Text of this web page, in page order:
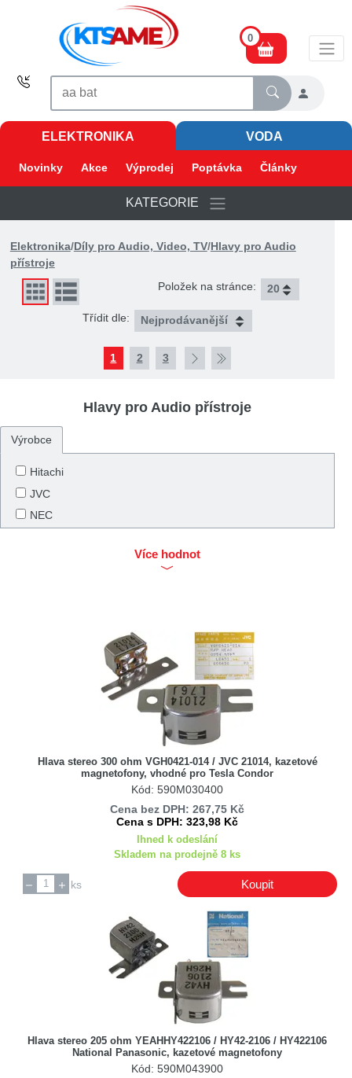
0
ELEKTRONIKA VODA
Novinky Akce Výprodej Poptávka Články
KATEGORIE
Elektronika/Díly pro Audio, Video, TV/Hlavy pro Audio
přístroje
Položek na stránce:
Třídit dle:
1 2 3
Hlavy pro Audio přístroje
Výrobce
Hitachi
JVC
NEC
Více hodnot
Hlava stereo 300 ohm VGH0421-014 / JVC 21014, kazetové
magnetofony, vhodné pro Tesla Condor
Kód: 590M030400
Cena bez DPH: 267,75 Kč
Cena s DPH: 323,98 Kč
Ihned k odeslání
Skladem na prodejně 8 ks
ks Koupit
Hlava stereo 205 ohm YEAHHY422106 / HY42-2106 / HY422106
National Panasonic, kazetové magnetofony
Kód: 590M043900